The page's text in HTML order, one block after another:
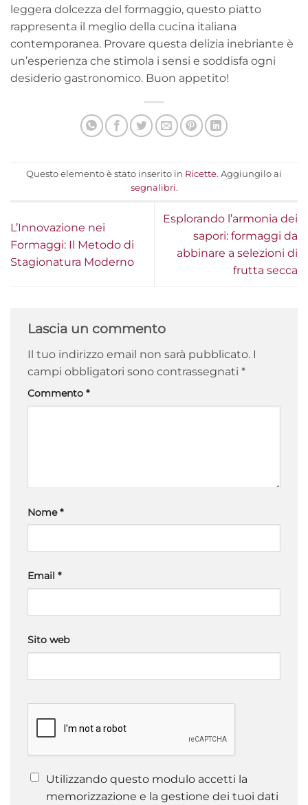
leggera dolcezza del formaggio, questo piatto
rappresenta il meglio della cucina italiana
contemporanea. Provare questa delizia inebriante è
un’esperienza che stimola i sensi e soddisfa ogni
desiderio gastronomico. Buon appetito!
Questo elemento è stato inserito in Ricette. Aggiungilo ai
segnalibri.
L’Innovazione nei
Formaggi: Il Metodo di
Stagionatura Moderno
Esplorando l’armonia dei
sapori: formaggi da
abbinare a selezioni di
frutta secca
Lascia un commento
Il tuo indirizzo email non sarà pubblicato. I
campi obbligatori sono contrassegnati *
Commento *
Nome*
Email *
Sito web
Utilizzando questo modulo accetti la
memorizzazione e la gestione dei tuoi dati